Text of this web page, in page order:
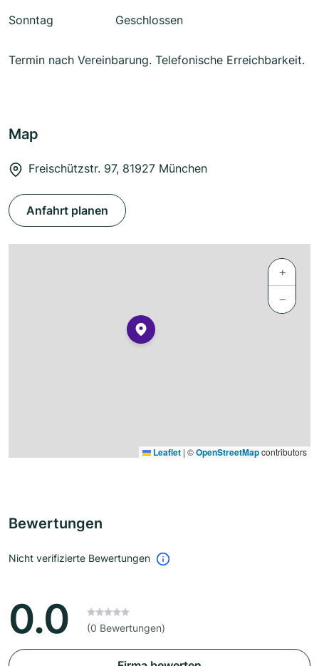
Sonntag
Geschlossen
Termin nach Vereinbarung. Telefonische Erreichbarkeit.
Map
Freischützstr. 97, 81927 München
Anfahrt planen
+
−
Leaflet | ©OpenStreetMapcontributors
Bewertungen
Nicht verifizierte Bewertungen
0.0 (0 Bewertungen)